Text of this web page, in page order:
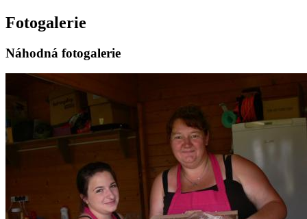
Fotogalerie
Náhodná fotogalerie